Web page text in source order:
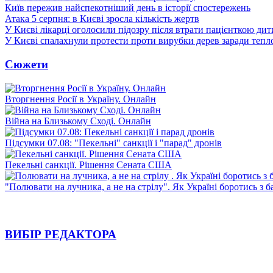
Київ пережив найспекотніший день в історії спостережень
Атака 5 серпня: в Києві зросла кількість жертв
У Києві лікарці оголосили підозру після втрати пацієнткою
У Києві спалахнули протести проти вирубки дерев заради
Сюжети
Вторгнення Росії в Україну. Онлайн
Війна на Близькому Сході. Онлайн
Підсумки 07.08: "Пекельні" санкції і "парад" дронів
Пекельні санкції. Рішення Сената США
"Полювати на лучника, а не на стрілу". Як Україні боротись з
ВИБІР РЕДАКТОРА